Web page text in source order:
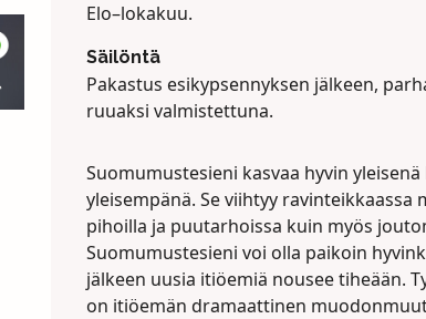
Elo–lokakuu.
Säilöntä
Pakastus esikypsennyksen jälkeen,
ruuaksi valmistettuna.
Suomumustesieni kasvaa hyvin
yleisempänä. Se viihtyy ravinteikkaassa
pihoilla ja puutarhoissa kuin myös
Suomumustesieni voi olla paikoin
jälkeen uusia itiöemiä nousee tiheään.
on itiöemän dramaattinen